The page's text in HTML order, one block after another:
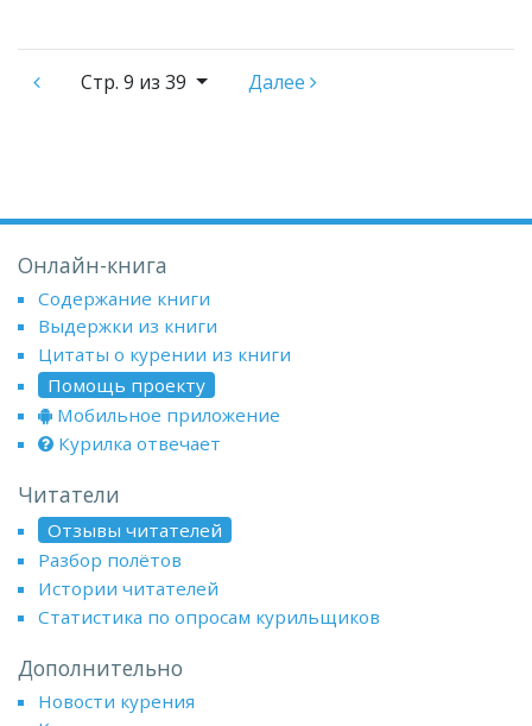
Стр. 9 из 39 Далее
Онлайн-книга
Содержание книги
Выдержки из книги
Цитаты о курении из книги
Помощь проекту
Мобильное приложение
Курилка отвечает
Читатели
Отзывы читателей
Разбор полётов
Истории читателей
Статистика по опросам курильщиков
Дополнительно
Новости курения